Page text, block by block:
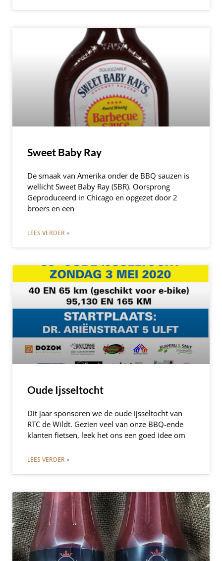
Sweet Baby Ray
De smaak van Amerika onder de BBQ sauzen is
wellicht Sweet Baby Ray (SBR). Oorsprong
Geproduceerd in Chicago en opgezet door 2
broers en een
LEES VERDER »
Oude Ijsseltocht
Dit jaar sponsoren we de oude ijsseltocht van
RTC de Wildt. Gezien veel van onze BBQ-ende
klanten fietsen, leek het ons een goed idee om
LEES VERDER »